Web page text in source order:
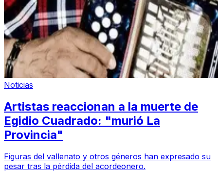
Noticias
Artistas reaccionan a la muerte de
Egidio Cuadrado: "murió La
Provincia"
Figuras del vallenato y otros géneros han expresado su
pesar tras la pérdida del acordeonero.